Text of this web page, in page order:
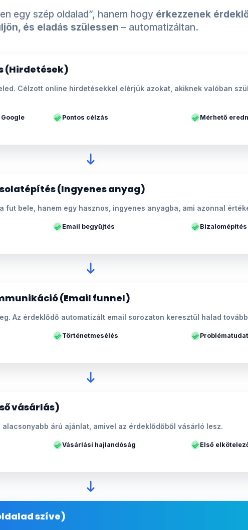
egy szép oldalad”, hanem hogy érkezzenek
és eladás szülessen – automatizáltan.
(Hirdetések)
Célzott online hirdetésekkel elérjük azokat, akiknek valóban
Pontos célzás Mérhető
(Ingyenes anyag)
fut bele, hanem egy hasznos, ingyenes anyagba, ami azonnal
Email begyűjtés Bizalomépítés
(Email funnel)
Az érdeklődő automatizált email sorozaton keresztül halad
Történetmesélés
vásárlás)
alacsonyabb árú ajánlat, amivel az érdeklődőből vásárló lesz.
Vásárlási hajlandóság Első
szíve)